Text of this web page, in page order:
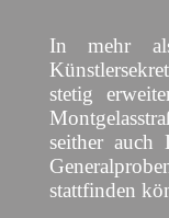
In mehr
stetig
seither auch
stattfinden